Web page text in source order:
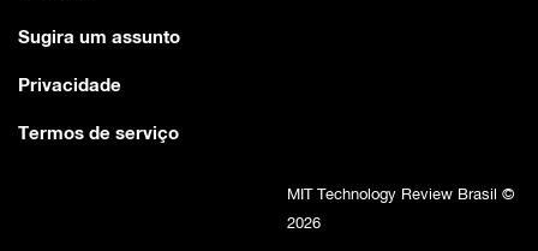
Sugira um assunto
Privacidade
Termos de serviço
MIT Technology Review Brasil ©
2026